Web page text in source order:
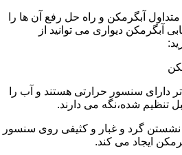
آبگرمکن و راه حل رفع آن ها را
آبگرمکن دیواری می توانید از
دارای سنسور حرارتی هستند و آب را
شده،نگه می دارند.
نشستن گرد و غبار و کثیفی روی سنسور
ایجاد می کند.